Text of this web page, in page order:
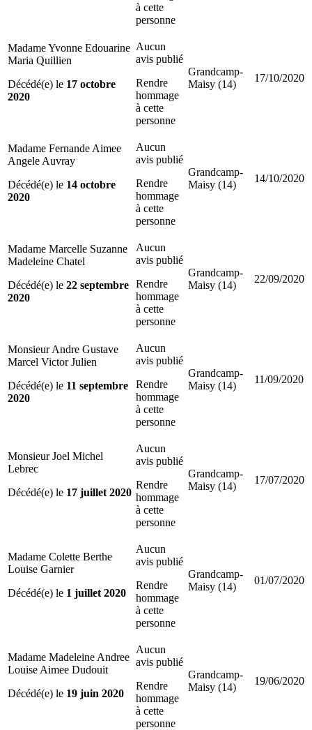
à cette
personne
Madame Yvonne Edouarine
Maria Quillien
Décédé(e) le 17 octobre
2020
Aucun
avis publié
Rendre
hommage
à cette
personne
Grandcamp-
Maisy (14)
17/10/2020
Madame Fernande Aimee
Angele Auvray
Décédé(e) le 14 octobre
2020
Aucun
avis publié
Rendre
hommage
à cette
personne
Grandcamp-
Maisy (14)
14/10/2020
Madame Marcelle Suzanne
Madeleine Chatel
Décédé(e) le 22 septembre
2020
Aucun
avis publié
Rendre
hommage
à cette
personne
Grandcamp-
Maisy (14)
22/09/2020
Monsieur Andre Gustave
Marcel Victor Julien
Décédé(e) le 11 septembre
2020
Aucun
avis publié
Rendre
hommage
à cette
personne
Grandcamp-
Maisy (14)
11/09/2020
Monsieur Joel Michel
Lebrec
Décédé(e) le 17 juillet 2020
Aucun
avis publié
Rendre
hommage
à cette
personne
Grandcamp-
Maisy (14)
17/07/2020
Madame Colette Berthe
Louise Garnier
Décédé(e) le 1 juillet 2020
Aucun
avis publié
Rendre
hommage
à cette
personne
Grandcamp-
Maisy (14)
01/07/2020
Madame Madeleine Andree
Louise Aimee Dudouit
Décédé(e) le 19 juin 2020
Aucun
avis publié
Rendre
hommage
à cette
personne
Grandcamp-
Maisy (14)
19/06/2020